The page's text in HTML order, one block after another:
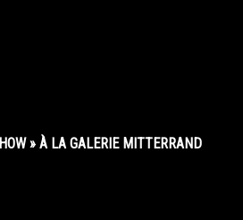
» À LA GALERIE MITTERRAND